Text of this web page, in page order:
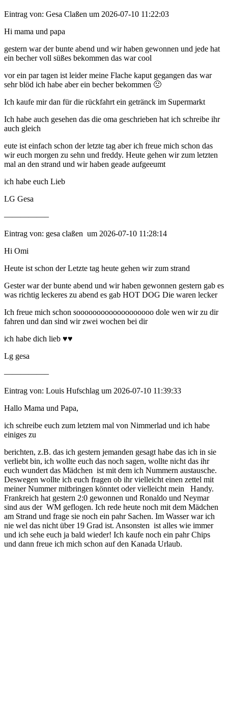
Eintrag von: Gesa Claßen um 2026-07-10 11:22:03
Hi mama und papa
gestern war der bunte abend und wir haben gewonnen und jede hat
ein becher voll süßes bekommen das war cool
vor ein par tagen ist leider meine Flache kaput gegangen das war
sehr blöd ich habe aber ein becher bekommen 🙁
Ich kaufe mir dan für die rückfahrt ein getränck im Supermarkt
Ich habe auch gesehen das die oma geschrieben hat ich schreibe ihr
auch gleich
eute ist einfach schon der letzte tag aber ich freue mich schon das
wir euch morgen zu sehn und freddy. Heute gehen wir zum letzten
mal an den strand und wir haben geade aufgeeumt
ich habe euch Lieb
LG Gesa
—————–
Eintrag von: gesa claßen um 2026-07-10 11:28:14
Hi Omi
Heute ist schon der Letzte tag heute gehen wir zum strand
Gester war der bunte abend und wir haben gewonnen gestern gab es
was richtig leckeres zu abend es gab HOT DOG Die waren lecker
Ich freue mich schon sooooooooooooooooooo dole wen wir zu dir
fahren und dan sind wir zwei wochen bei dir
ich habe dich lieb ♥️♥️
Lg gesa
—————–
Eintrag von: Louis Hufschlag um 2026-07-10 11:39:33
Hallo Mama und Papa,
ich schreibe euch zum letztem mal von Nimmerlad und ich habe
einiges zu
berichten, z.B. das ich gestern jemanden gesagt habe das ich in sie
verliebt bin, ich wollte euch das noch sagen, wollte nicht das ihr
euch wundert das Mädchen ist mit dem ich Nummern austausche.
Deswegen wollte ich euch fragen ob ihr vielleicht einen zettel mit
meiner Nummer mitbringen könntet oder vielleicht mein Handy.
Frankreich hat gestern 2:0 gewonnen und Ronaldo und Neymar
sind aus der WM geflogen. Ich rede heute noch mit dem Mädchen
am Strand und frage sie noch ein pahr Sachen. Im Wasser war ich
nie wel das nicht über 19 Grad ist. Ansonsten ist alles wie immer
und ich sehe euch ja bald wieder! Ich kaufe noch ein pahr Chips
und dann freue ich mich schon auf den Kanada Urlaub.